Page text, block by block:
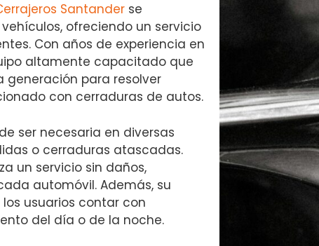
Santander se
ofreciendo un servicio
Con años de experiencia en
altamente capacitado que
generación para resolver
con cerraduras de autos.
ser necesaria en diversas
o cerraduras atascadas.
un servicio sin daños,
automóvil. Además, su
usuarios contar con
del día o de la noche.